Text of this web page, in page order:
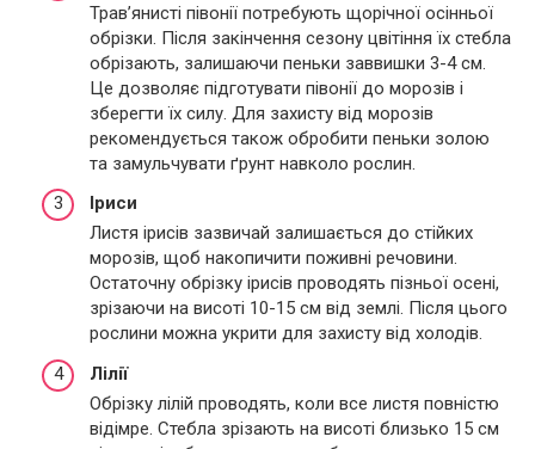
Трав’янисті півонії потребують щорічної осінньої
обрізки. Після закінчення сезону цвітіння їх стебла
обрізають, залишаючи пеньки заввишки 3-4 см.
Це дозволяє підготувати півонії до морозів і
зберегти їх силу. Для захисту від морозів
рекомендується також обробити пеньки золою
та замульчувати ґрунт навколо рослин.
Іриси
Листя ірисів зазвичай залишається до стійких
морозів, щоб накопичити поживні речовини.
Остаточну обрізку ірисів проводять пізньої осені,
зрізаючи на висоті 10-15 см від землі. Після цього
рослини можна укрити для захисту від холодів.
Лілії
Обрізку лілій проводять, коли все листя повністю
відімре. Стебла зрізають на висоті близько 15 см